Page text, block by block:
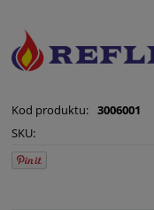
Kod produktu: 3006001
SKU: